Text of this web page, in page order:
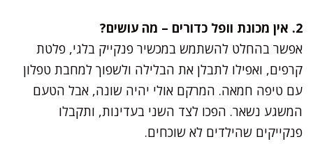
2. אין מכונת וופל כדורים – מה עושים?
אפשר בהחלט להשתמש במכשיר פנקייק בלגי, פלטת
קרפים, ואפילו לתבלן את הבלילה ולשפוך למחבת טפלון
עם טיפה חמאה. המרקם אולי יהיה שונה, אבל הטעם
המשגע נשאר. הפכו לצד השני בעדינות, ותקבלו
פנקייקים שהילדים לא שוכחים.